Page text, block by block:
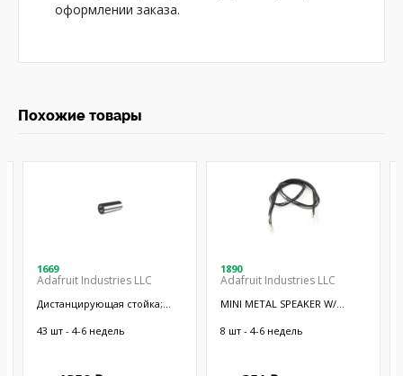
оформлении заказа.
Похожие товары
1669
Adafruit Industries LLC
Дистанцирующая стойка;
латунь; никель
43 шт - 4-6 недель
1890
Adafruit Industries LLC
MINI METAL SPEAKER W/
8 шт - 4-6 недель